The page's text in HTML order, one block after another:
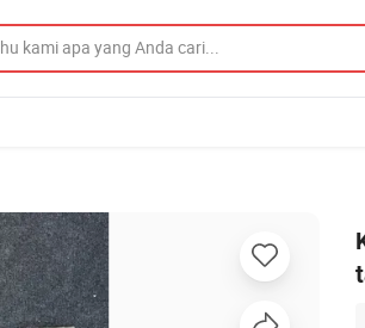
portabel, tahan air, dan tebal untuk anjing